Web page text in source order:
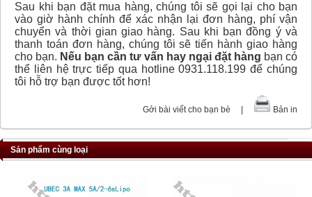
Sau khi bạn đặt mua hàng, chúng tôi sẽ gọi lại cho bạn
vào giờ hành chính để xác nhận lại đơn hàng, phí vận
chuyển và thời gian giao hàng. Sau khi bạn đồng ý và
thanh toán đơn hàng, chúng tôi sẽ tiến hành giao hàng
cho bạn. Nếu bạn cần tư vấn hay ngại đặt hàng bạn có
thể liên hệ trực tiếp qua hotline 0931.118.199 để chúng
tôi hỗ trợ bạn được tốt hơn!
Gởi bài viết cho bạn bè Bản in
Sản phẩm cùng loại